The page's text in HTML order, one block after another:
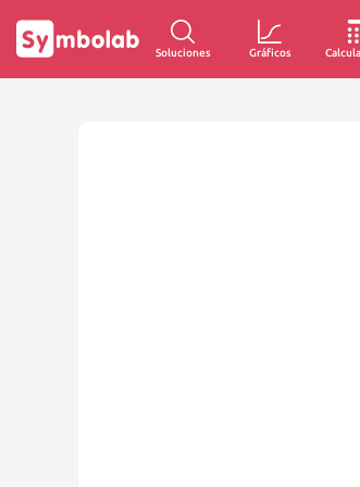
Soluciones Gráficos